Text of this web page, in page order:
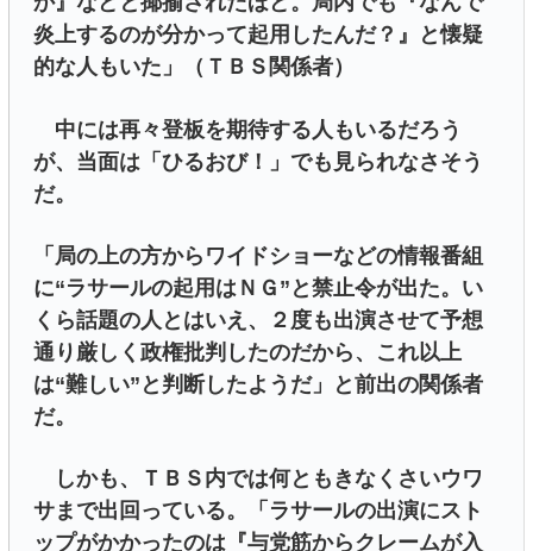
炎上するのが分かって起用したんだ？』と懐疑
的な人もいた」（ＴＢＳ関係者）
中には再々登板を期待する人もいるだろう
が、当面は「ひるおび！」でも見られなさそう
だ。
「局の上の方からワイドショーなどの情報番組
に“ラサールの起用はＮＧ”と禁止令が出た。い
くら話題の人とはいえ、２度も出演させて予想
通り厳しく政権批判したのだから、これ以上
は“難しい”と判断したようだ」と前出の関係者
だ。
しかも、ＴＢＳ内では何ともきなくさいウワ
サまで出回っている。「ラサールの出演にスト
ップがかかったのは『与党筋からクレームが入